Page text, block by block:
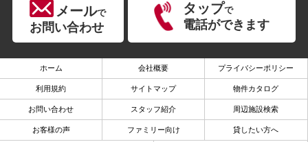
メールで
お問い合わせ
タップで
電話ができます
ホーム 会社概要 プライバシーポリシー
利用規約 サイトマップ 物件カタログ
お問い合わせ スタッフ紹介 周辺施設検索
お客様の声 ファミリー向け 貸したい方へ